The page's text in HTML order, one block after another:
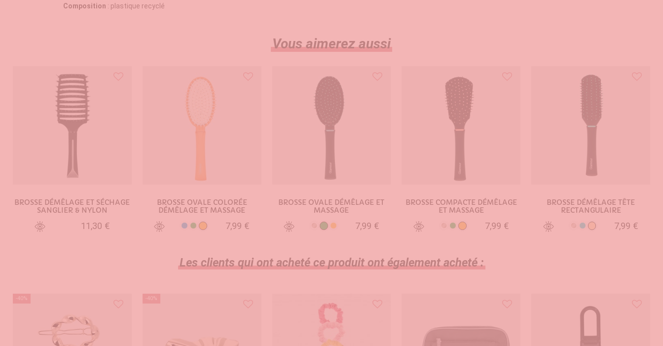
Composition : plastique recyclé
Vous aimerez aussi
BROSSE DÉMÊLAGE ET SÉCHAGE
SANGLIER & NYLON
11,30 €
BROSSE OVALE COLORÉE
DÉMÊLAGE ET MASSAGE
BleuVertOrange 7,99 €
BROSSE OVALE DÉMÊLAGE ET
MASSAGE
Argent
VertOrange 7,99 €
BROSSE COMPACTE DÉMÊLAGE
ET MASSAGE
Argent
VertOrange 7,99 €
BROSSE DÉMÊLAGE TÊTE
RECTANGULAIRE
Argent
Turquoise
Pêche 7,99 €
Les clients qui ont acheté ce produit ont également acheté :
-40% -40%